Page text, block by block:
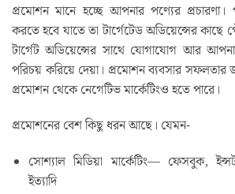
প্রমোশন মানে হচ্ছে আপনার পণ্যের প্রচারণা।
করতে হবে যাতে তা টার্গেটেড অডিয়েন্সের
টার্গেট অডিয়েন্সের সাথে যোগাযোগ আর
পরিচয় করিয়ে দেয়া। প্রমোশন ব্যবসার
প্রমোশন থেকে নেগেটিভ মার্কেটিংও হতে পারে।
প্রমোশনের বেশ কিছু ধরন আছে। যেমন-
সোশ্যাল মিডিয়া মার্কেটিং— ফেসবুক,
ইত্যাদি